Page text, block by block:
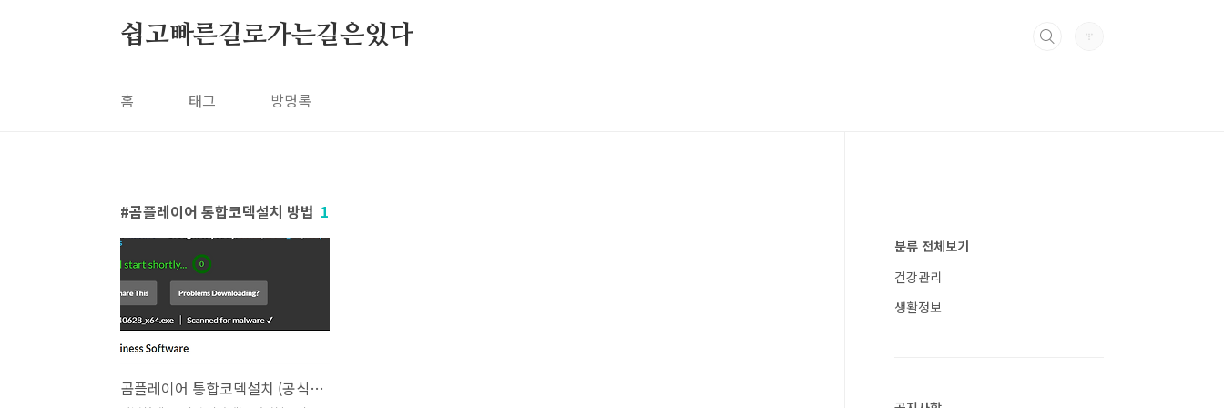
쉽고빠른길로가는길은있다
홈 태그 방명록
곰플레이어 통합코덱설치 방법 1
곰플레이어 통합코덱설치 (공식 홈페이지)
분류 전체보기
건강관리
생활정보